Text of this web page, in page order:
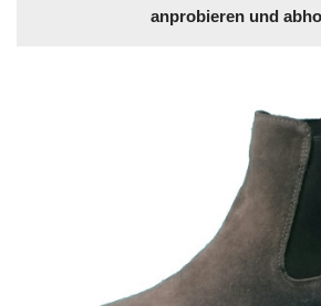
anprobieren und